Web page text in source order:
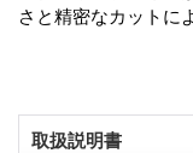
さと精密なカットに
取扱説明書